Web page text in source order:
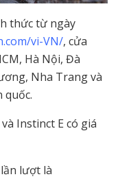
thức từ ngày
vi-VN/, cửa
Hà Nội, Đà
Nha Trang và
quốc.
Instinct E có giá
lượt là